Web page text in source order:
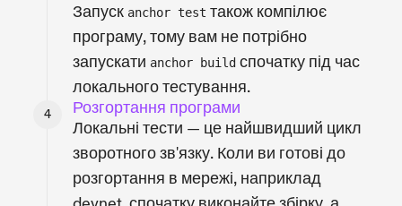
Запуск anchor test також компілює
програму, тому вам не потрібно
запускати anchor build спочатку під час
локального тестування.
Розгортання програми
Локальні тести — це найшвидший цикл
зворотного зв'язку. Коли ви готові до
розгортання в мережі, наприклад